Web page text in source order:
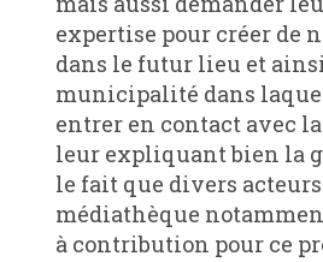
expertise pour créer de
dans le futur lieu et
municipalité dans
entrer en contact avec
leur expliquant bien la
le fait que divers
médiathèque
à contribution pour ce